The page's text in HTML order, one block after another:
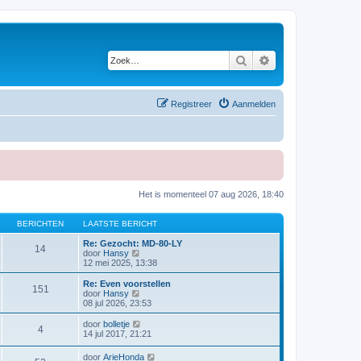
Zoek
Aanmelden
Registreer
Het is momenteel 07 aug 2026, 18:40
BERICHTEN LAATSTE BERICHT
14
Re: Gezocht: MD-80-LY
door Hansy
e
k
i
k
a
t
s
t
12 mei 2025, 13:38
151
Re: Even voorstellen
door Hansy
e
k
j
l
08 jul 2026, 23:53
4 door bolletje
e
14 jul 2017, 21:21
door ArieHonda